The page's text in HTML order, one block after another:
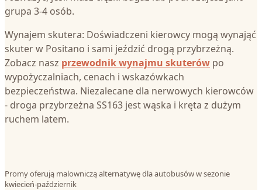
grupa 3-4 osób.
Wynajem skutera: Doświadczeni kierowcy mogą wynająć
skuter w Positano i sami jeździć drogą przybrzeżną.
Zobacz nasz przewodnik wynajmu skuterów po
wypożyczalniach, cenach i wskazówkach
bezpieczeństwa. Niezalecane dla nerwowych kierowców
- droga przybrzeżna SS163 jest wąska i kręta z dużym
ruchem latem.
Promy oferują malowniczą alternatywę dla autobusów w sezonie
kwiecień-październik